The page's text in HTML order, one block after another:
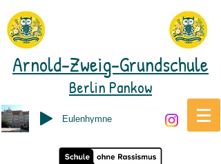
Arnold-Zweig-Grundschule
Berlin Pankow
Eulenhymne